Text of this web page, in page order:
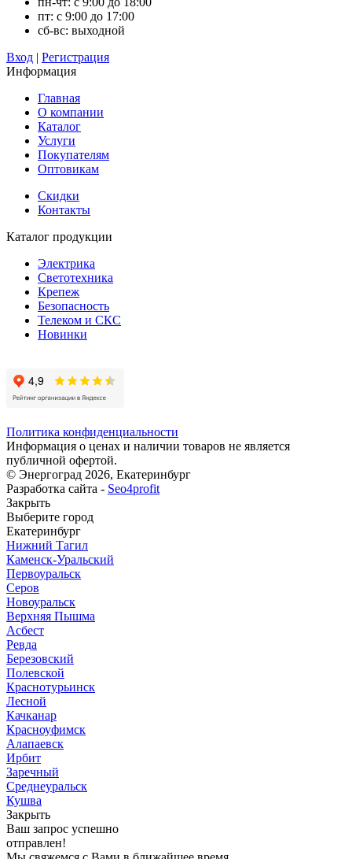
пт: с 9:00 до 17:00
сб-вс: выходной
Вход | Регистрация
Информация
Главная
О компании
Каталог
Услуги
Покупателям
Оптовикам
Скидки
Контакты
Каталог продукции
Электрика
Светотехника
Крепеж
Безопасность
Телеком и СКС
Новинки
Политика конфиденциальности
Информация о ценах и наличии товаров не является
публичной офертой.
© Энергоград 2026, Екатеринбург
Разработка сайта - Seo4profit
Закрыть
Выберите город
Екатеринбург
Нижний Тагил
Каменск-Уральский
Первоуральск
Серов
Новоуральск
Верхняя Пышма
Асбест
Ревда
Березовский
Полевской
Краснотурьинск
Лесной
Качканар
Красноуфимск
Алапаевск
Ирбит
Заречный
Среднеуральск
Кушва
Закрыть
Ваш запрос успешно
отправлен!